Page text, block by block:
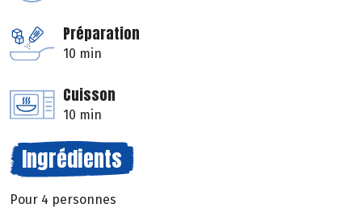
Préparation
10 min
Cuisson
10 min
Ingrédients
Pour 4 personnes